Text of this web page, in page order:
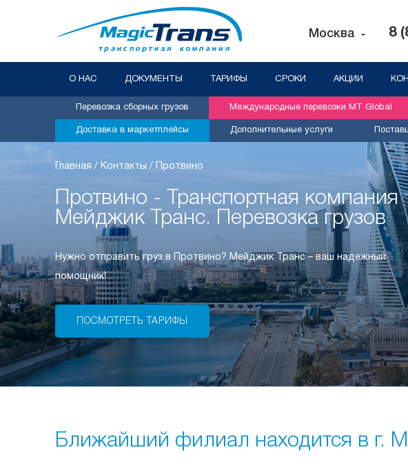
Москва 8
О НАС ДОКУМЕНТЫ ТАРИФЫ СРОКИ АКЦИИ
Перевозка сборных грузов Международные перевозки MT Global
Доставка в маркетплейсы Дополнительные услуги
Главная / Контакты / Протвино
Протвино - Транспортная компания
Мейджик Транс. Перевозка грузов
Нужно отправить груз в Протвино? Мейджик Транс – ваш надежный
помощник!
ПОСМОТРЕТЬ ТАРИФЫ
Ближайший филиал находится в г.